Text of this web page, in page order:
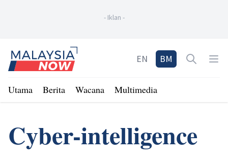
- Iklan -
Home
EN BM Open
Utama Berita Wacana Multimedia
Cyber-intelligence